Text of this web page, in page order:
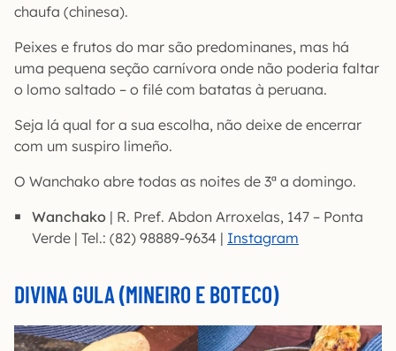
chaufa (chinesa).
Peixes e frutos do mar são predominanes, mas há
uma pequena seção carnívora onde não poderia faltar
o lomo saltado – o filé com batatas à peruana.
Seja lá qual for a sua escolha, não deixe de encerrar
com um suspiro limeño.
O Wanchako abre todas as noites de 3ª a domingo.
Wanchako | R. Pref. Abdon Arroxelas, 147 – Ponta
Verde | Tel.: (82) 98889-9634 | Instagram
DIVINA GULA (MINEIRO E BOTECO)